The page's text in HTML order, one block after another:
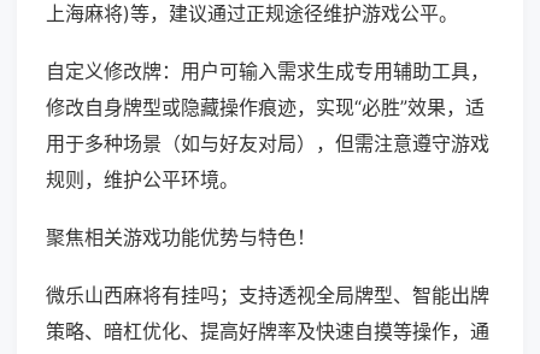
上海麻将)等，建议通过正规途径维护游戏公平。
自定义修改牌：用户可输入需求生成专用辅助工具，
修改自身牌型或隐藏操作痕迹，实现“必胜”效果，适
用于多种场景（如与好友对局），但需注意遵守游戏
规则，维护公平环境。
聚焦相关游戏功能优势与特色！
微乐山西麻将有挂吗；支持透视全局牌型、智能出牌
策略、暗杠优化、提高好牌率及快速自摸等操作，通